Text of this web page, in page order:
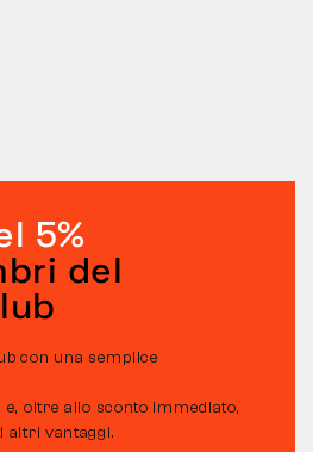
5%
del
con una semplice
e, oltre allo sconto immediato,
altri vantaggi.